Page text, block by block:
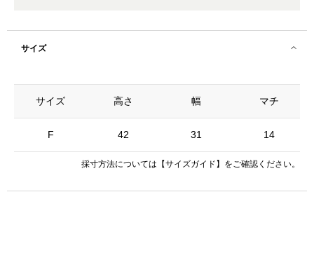
サイズ
サイズ
F
高さ 幅 マチ
42 31 14
採寸方法については 【サイズガイド】 をご確認ください。